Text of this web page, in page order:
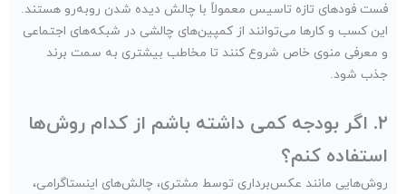
فست فودهای تازه تاسیس معمولاً با چالش دیده شدن روبه‌رو هستند.
این کسب و کارها می‌توانند از کمپین‌های چالشی در شبکه‌های اجتماعی
و معرفی منوی خاص شروع کنند تا مخاطب بیشتری به سمت برند
جذب شود.
۲. اگر بودجه کمی داشته باشم از کدام روش‌ها
استفاده کنم؟
روش‌هایی مانند عکس‌برداری توسط مشتری، چالش‌های اینستاگرامی،